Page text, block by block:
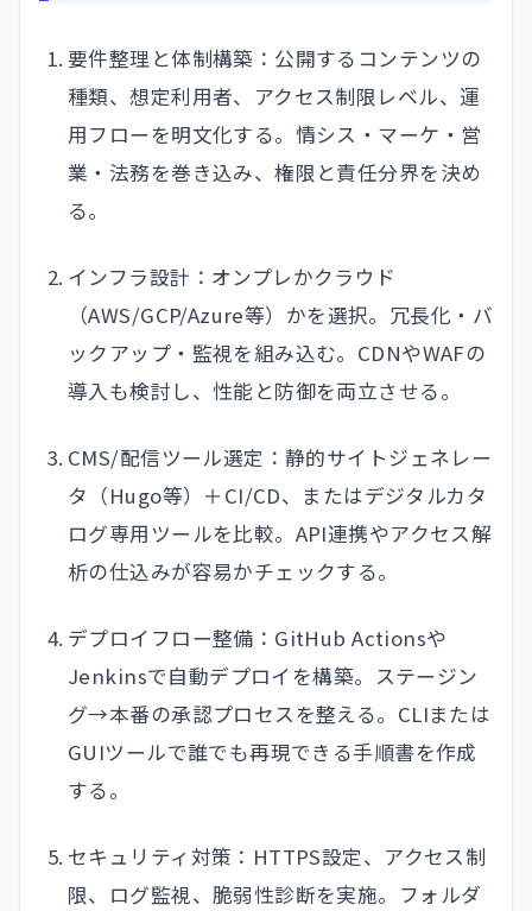
要件整理と体制構築：公開するコンテンツの
種類、想定利用者、アクセス制限レベル、運
用フローを明文化する。情シス・マーケ・営
業・法務を巻き込み、権限と責任分界を決め
る。
インフラ設計：オンプレかクラウド
（AWS/GCP/Azure等）かを選択。冗長化・バ
ックアップ・監視を組み込む。CDNやWAFの
導入も検討し、性能と防御を両立させる。
CMS/配信ツール選定：静的サイトジェネレー
タ（Hugo等）＋CI/CD、またはデジタルカタ
ログ専用ツールを比較。API連携やアクセス解
析の仕込みが容易かチェックする。
デプロイフロー整備：GitHub Actionsや
Jenkinsで自動デプロイを構築。ステージン
グ→本番の承認プロセスを整える。CLIまたは
GUIツールで誰でも再現できる手順書を作成
する。
セキュリティ対策：HTTPS設定、アクセス制
限、ログ監視、脆弱性診断を実施。フォルダ